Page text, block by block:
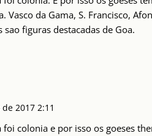
Vasco da Gama, S. Francisco,
sao figuras destacadas de Goa.
2017 2:11
foi colonia e por isso os goeses